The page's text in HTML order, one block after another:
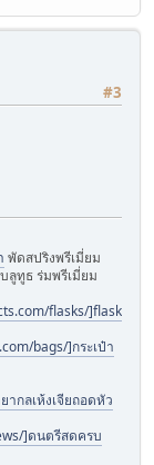
#3
พัดสปริงพรีเมี่ยม
ลูทูธ ร่มพรีเมี่ยม
flasks/]flask
bags/]กระเป๋า
กลเห้งเจียถอดหัว
]ดนตรีสดครบ